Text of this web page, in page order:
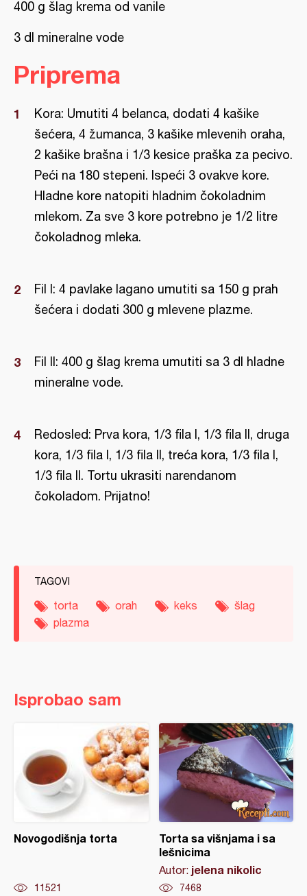
400 g šlag krema od vanile
3 dl mineralne vode
Priprema
Kora: Umutiti 4 belanca, dodati 4 kašike
šećera, 4 žumanca, 3 kašike mlevenih oraha,
2 kašike brašna i 1/3 kesice praška za pecivo.
Peći na 180 stepeni. Ispeći 3 ovakve kore.
Hladne kore natopiti hladnim čokoladnim
mlekom. Za sve 3 kore potrebno je 1/2 litre
čokoladnog mleka.
Fil I: 4 pavlake lagano umutiti sa 150 g prah
šećera i dodati 300 g mlevene plazme.
Fil II: 400 g šlag krema umutiti sa 3 dl hladne
mineralne vode.
Redosled: Prva kora, 1/3 fila I, 1/3 fila II, druga
kora, 1/3 fila I, 1/3 fila II, treća kora, 1/3 fila I,
1/3 fila II. Tortu ukrasiti narendanom
čokoladom. Prijatno!
TAGOVI
torta orah keks
šlag
plazma
Isprobao sam
Novogodišnja torta
11521
Torta sa višnjama i sa
lešnicima
Autor: jelena nikolic
7468